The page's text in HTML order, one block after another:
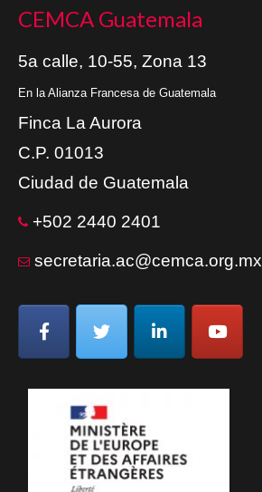
CEMCA Guatemala
5a calle, 10-55, Zona 13
En la Alianza Francesa de Guatemala
Finca La Aurora
C.P. 01013
Ciudad de Guatemala
+502 2440 2401
secretaria.ac@cemca.org.mx